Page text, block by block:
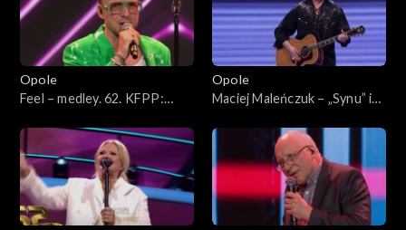
Opole
Feel – medley. 62. KFPP:
Opole
Maciej Maleńczuk – „Synu” i
KFPP: Koncert
„SuperJedynki”